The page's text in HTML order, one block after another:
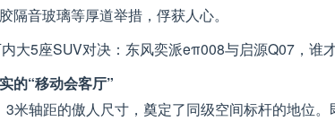
隔音玻璃等厚道举措，俘获人心。
的“移动会客厅”
米轴距的傲人尺寸，奠定了同级空间标杆的地位